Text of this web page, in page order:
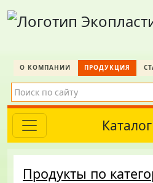
О КОМПАНИИ ПРОДУКЦИЯ
Продукты по